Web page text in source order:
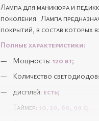
Лампа для маникюра и
поколения. Лампа
покрытий, в состав которых
Полные характеристики:
Мощность: 120 вт;
Количество светодиодов:
дисплей: есть;
Таймер: 10, 30, 60, 99 с;